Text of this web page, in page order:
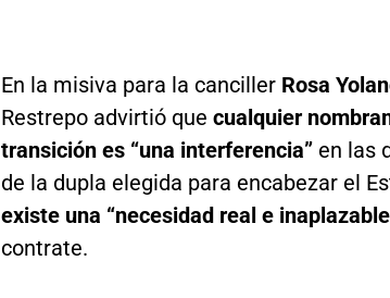
En la misiva para la canciller Rosa
Restrepo advirtió que cualquier
transición es “una interferencia” en las
de la dupla elegida para encabezar el
existe una “necesidad real e
contrate.